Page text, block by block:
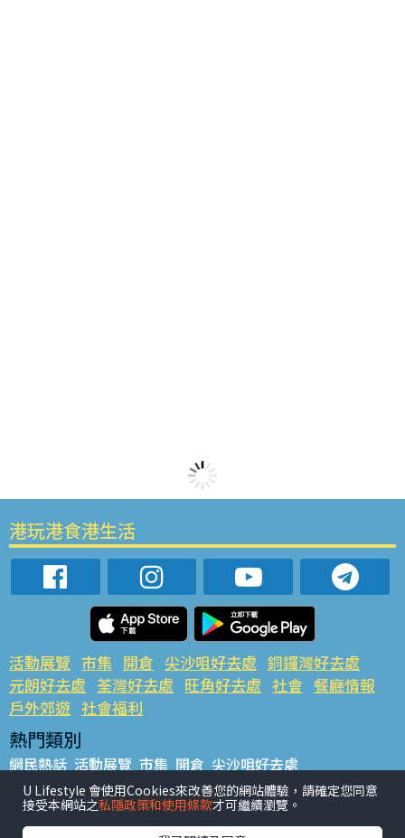
港玩港食港生活
活動展覽 市集 開倉 尖沙咀好去處 銅鑼灣好去處
元朗好去處 荃灣好去處 旺角好去處 社會 餐廳情報
戶外郊遊 社會福利
熱門類別
網民熱話 活動展覽 市集 開倉 尖沙咀好去處
銅鑼灣好去處 元朗好去處 荃灣好去處 旺角好去處 社會
餐廳情報 戶外郊遊
U Lifestyle 會使用Cookies來改善您的網站體驗，請確定您同意
接受本網站之私隱政策和使用條款才可繼續瀏覽。